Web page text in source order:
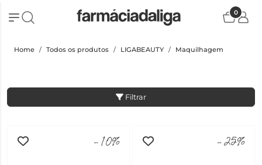
0
Home Todos os produtos LIGABEAUTY Maquilhagem
Filtrar
-10% -25%